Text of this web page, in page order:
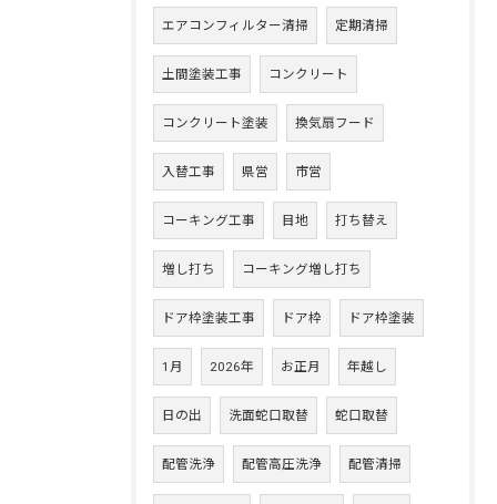
エアコンフィルター清掃 定期清掃
土間塗装工事 コンクリート
コンクリート塗装 換気扇フード
入替工事 県営 市営
コーキング工事 目地 打ち替え
増し打ち コーキング増し打ち
ドア枠塗装工事 ドア枠 ドア枠塗装
1月 2026年 お正月 年越し
日の出 洗面蛇口取替 蛇口取替
配管洗浄 配管高圧洗浄 配管清掃